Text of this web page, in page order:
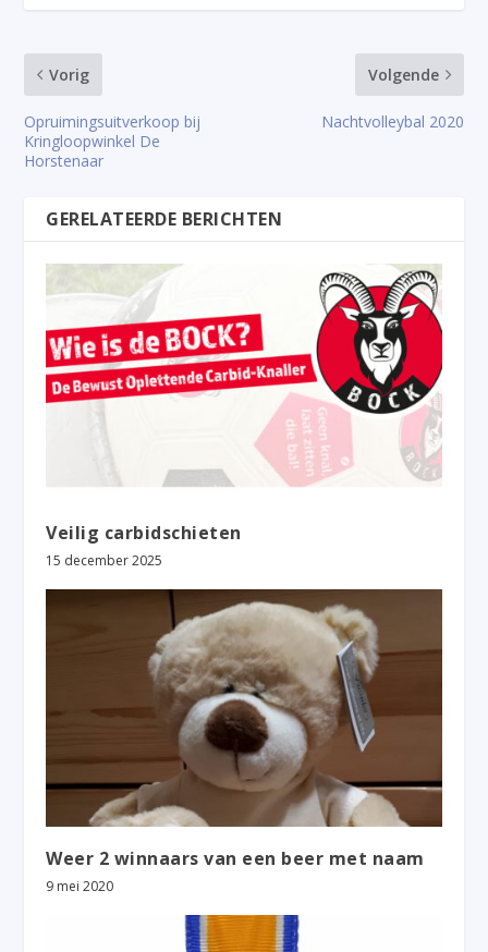
Vorig
Opruimingsuitverkoop bij
Kringloopwinkel De
Horstenaar
Volgende
Nachtvolleybal 2020
GERELATEERDE BERICHTEN
Veilig carbidschieten
15 december 2025
Weer 2 winnaars van een beer met naam
9 mei 2020